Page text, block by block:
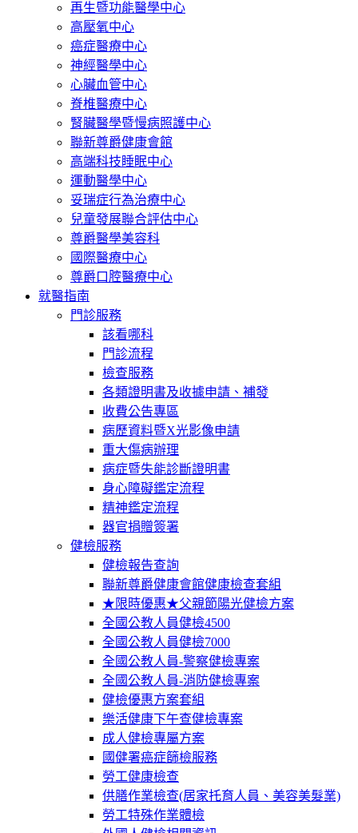
再生暨功能醫學中心
高壓氧中心
癌症醫療中心
神經醫學中心
心臟血管中心
脊椎醫療中心
腎臟醫學暨慢病照護中心
聯新尊爵健康會館
高端科技睡眠中心
運動醫學中心
妥瑞症行為治療中心
兒童發展聯合評估中心
尊爵醫學美容科
國際醫療中心
尊爵口腔醫療中心
就醫指南
門診服務
該看哪科
門診流程
檢查服務
各類證明書及收據申請、補發
收費公告專區
病歷資料暨X光影像申請
重大傷病辦理
病症暨失能診斷證明書
身心障礙鑑定流程
精神鑑定流程
器官捐贈簽署
健檢服務
健檢報告查詢
聯新尊爵健康會館健康檢查套組
★限時優惠★父親節陽光健檢方案
全國公教人員健檢4500
全國公教人員健檢7000
全國公教人員-警察健檢專案
全國公教人員-消防健檢專案
健檢優惠方案套組
樂活健康下午查健檢專案
成人健檢專屬方案
國健署癌症篩檢服務
勞工健康檢查
供膳作業檢查(居家托育人員、美容美髮業)
勞工特殊作業體檢